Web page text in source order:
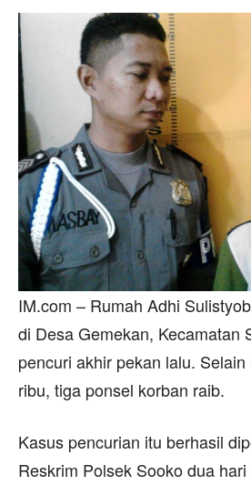
IM.com – Rumah Adhi
di Desa Gemekan, Kecamatan
pencuri akhir pekan lalu.
ribu, tiga ponsel korban raib.
Kasus pencurian itu berhasil
Reskrim Polsek Sooko dua